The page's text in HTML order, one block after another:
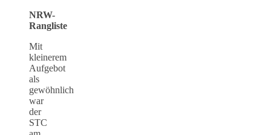
NRW-
Rangliste
Mit
kleinerem
Aufgebot
als
gewöhnlich
war
der
STC